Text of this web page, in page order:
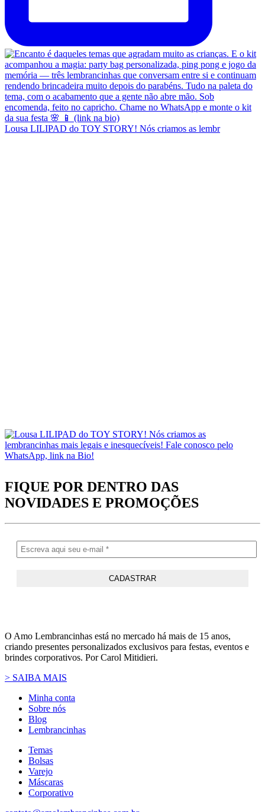
Lousa LILIPAD do TOY STORY! Nós criamos as lembr
FIQUE POR DENTRO DAS
NOVIDADES E PROMOÇÕES
O Amo Lembrancinhas está no mercado há mais de 15 anos,
criando presentes personalizados exclusivos para festas, eventos e
brindes corporativos. Por Carol Mitidieri.
> SAIBA MAIS
Minha conta
Sobre nós
Blog
Lembrancinhas
Temas
Bolsas
Varejo
Máscaras
Corporativo